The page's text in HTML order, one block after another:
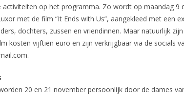
activiteiten op het programma. Zo wordt op maandag 9
met de film “It Ends with Us”, aangekleed met een
dochters, zussen en vriendinnen. Maar natuurlijk
kosten vijftien euro en zijn verkrijgbaar via de socials
20 en 21 november persoonlijk door de dames